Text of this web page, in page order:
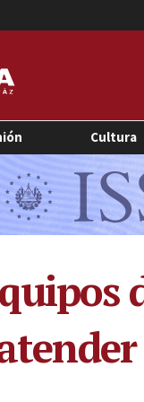
Cultura